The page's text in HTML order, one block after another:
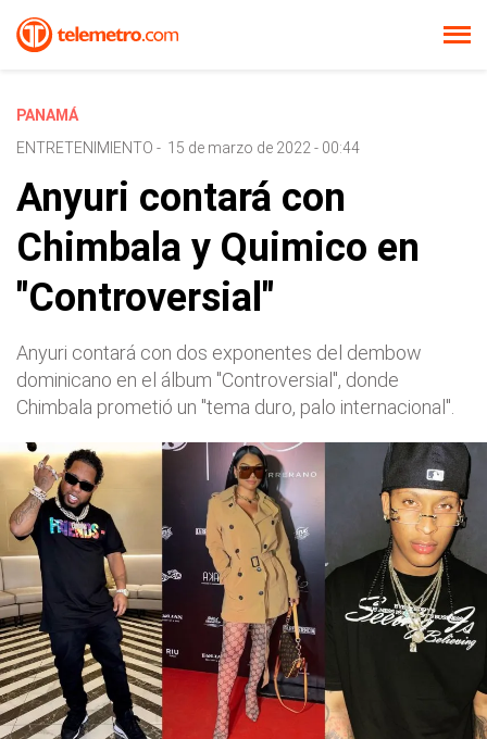
PANAMÁ
ENTRETENIMIENTO - 15 de marzo de 2022 - 00:44
Anyuri contará con
Chimbala y Quimico en
"Controversial"
Anyuri contará con dos exponentes del dembow
dominicano en el álbum "Controversial", donde
Chimbala prometió un "tema duro, palo internacional".